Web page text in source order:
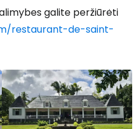
galite peržiūrėti
restaurant-de-saint-